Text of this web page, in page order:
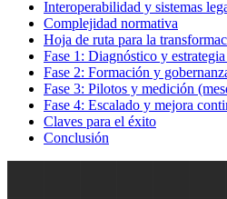
Interoperabilidad y sistemas
Complejidad normativa
Hoja de ruta para la
Fase 1: Diagnóstico y
Fase 2: Formación y
Fase 3: Pilotos y medición
Fase 4: Escalado y mejora
Claves para el éxito
Conclusión